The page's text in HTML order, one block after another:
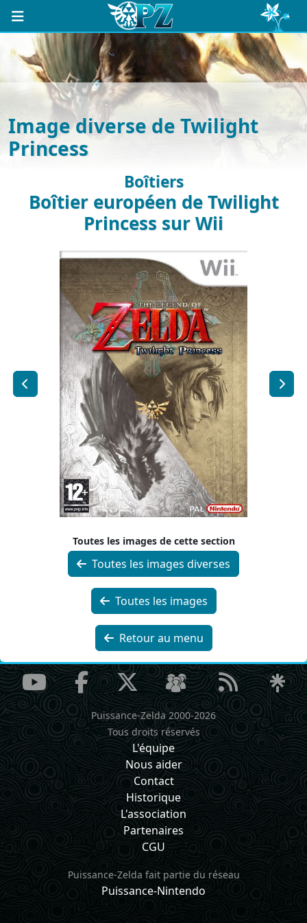
Image diverse de Twilight
Princess
Boîtiers
Boîtier européen de Twilight
Princess sur Wii
Toutes les images de cette section
Toutes les images diverses
Toutes les images
Retour au menu
Puissance-Zelda 2000-2026
Tous droits réservés
L'équipe
Nous aider
Contact
Historique
L'association
Partenaires
CGU
Puissance-Zelda fait partie du réseau
Puissance-Nintendo